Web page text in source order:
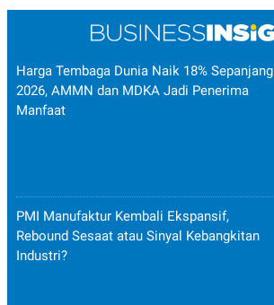
Harga Tembaga Dunia Naik 18% Sepanjang
2026, AMMN dan MDKA Jadi Penerima
Manfaat
PMI Manufaktur Kembali Ekspansif,
Rebound Sesaat atau Sinyal Kebangkitan
Industri?